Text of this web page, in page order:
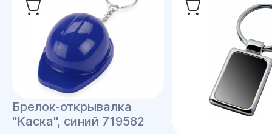
Брелок-открывалка
"Каска", синий 719582